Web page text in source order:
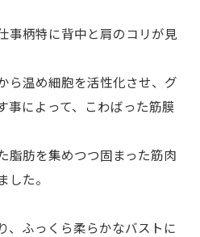
事柄特に背中と肩のコリが見
ら温め細胞を活性化させ、グ
事によって、こわばった筋膜
脂肪を集めつつ固まった筋肉
た。
、ふっくら柔らかなバストに